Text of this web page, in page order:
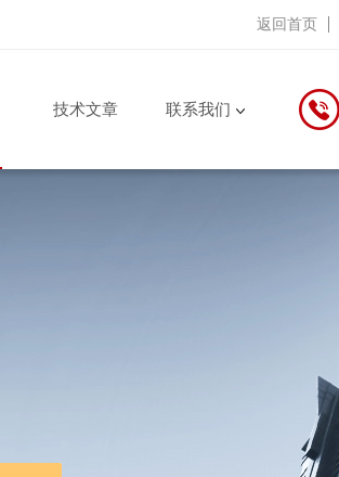
返回首页
技术文章 联系我们